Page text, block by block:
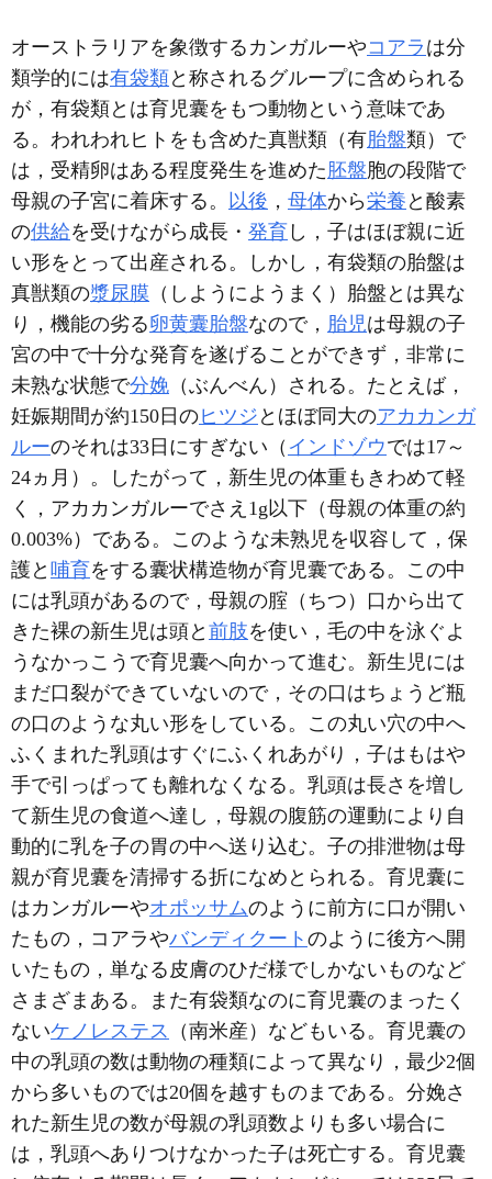
オーストラリアを象徴するカンガルーやコアラ は分
類学的には有袋類と称されるグループに含められる
が，有袋類とは育児囊をもつ動物という意味であ
る。われわれヒトをも含めた真獣類（有胎盤類）で
は，受精卵はある程度発生を進めた胚盤胞の段階で
母親の子宮に着床する。
以後 ， 母体から栄養 と酸素
の供給を受けながら成長・ 発育 し，子はほぼ親に近
い形をとって出産される。しかし，有袋類の胎盤は
真獣類の漿尿膜 （しようにようまく）胎盤とは異な
り，機能の劣る卵黄囊胎盤なので， 胎児は母親の子
宮の中で十分な発育を遂げることができず，非常に
未熟な状態で分娩 （ぶんべん）される。たとえば，
妊娠期間が約150日のヒツジ とほぼ同大のアカカンガ
ルーのそれは33日にすぎない（ インドゾウでは17～
24ヵ月）。したがって，新生児の体重もきわめて軽
く，アカカンガルーでさえ1g以下（母親の体重の約
0.003%）である。このような未熟児を収容して，保
護と 哺育をする囊状構造物が育児囊である。この中
には乳頭があるので，母親の腟（ちつ）口から出て
きた裸の新生児は頭と 前肢を使い，毛の中を泳ぐよ
うなかっこうで育児囊へ向かって進む。新生児には
まだ口裂ができていないので，その口はちょうど瓶
の口のような丸い形をしている。この丸い穴の中へ
ふくまれた乳頭はすぐにふくれあがり，子はもはや
手で引っぱっても離れなくなる。乳頭は長さを増し
て新生児の食道へ達し，母親の腹筋の運動により自
動的に乳を子の胃の中へ送り込む。子の排泄物は母
親が育児囊を清掃する折になめとられる。育児囊に
はカンガルーやオポッサムのように前方に口が開い
たもの，コアラやバンディクート のように後方へ開
いたもの，単なる皮膚のひだ様でしかないものなど
さまざまある。また有袋類なのに育児囊のまったく
ないケノレステス （南米産）などもいる。育児囊の
中の乳頭の数は動物の種類によって異なり，最少2個
から多いものでは20個を越すものまである。分娩さ
れた新生児の数が母親の乳頭数よりも多い場合に
は，乳頭へありつけなかった子は死亡する。育児囊